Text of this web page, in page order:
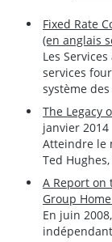
Fixed Rate
(en anglais
Les
services
système
The Legacy
janvier 2014
Atteindre le
Ted
A Report on
Group
En juin